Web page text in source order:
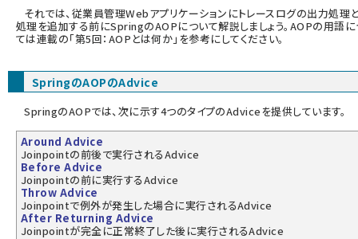
それでは、従業員管理Webアプリケーションにトレースログの出力処理
処理を追加する前にSpringのAOPについて解説しましょう。AOPの用語
ては連載の「第5回：AOPとは何か 」を参考にしてください。
SpringのAOPのAdvice
SpringのAOPでは、次に示す4つのタイプのAdviceを提供しています。
Around Advice
Joinpointの前後で実行されるAdvice
Before Advice
Joinpointの前に実行するAdvice
Throw Advice
Joinpointで例外が発生した場合に実行されるAdvice
After Returning Advice
Joinpointが完全に正常終了した後に実行されるAdvice